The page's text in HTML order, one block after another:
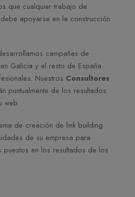
que cualquier trabajo de
apoyarse en la construcción
campañas de
Galicia y el resto de España
Nuestros Consultores
puntualmente de los resultados
web.
de creación de link building
de su empresa para
puestos en los resultados de los